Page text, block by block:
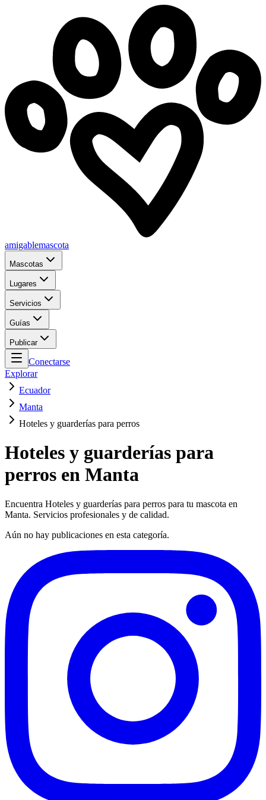
amigablemascota
Mascotas
Lugares
Servicios
Guías
Publicar
Conectarse
Explorar
Ecuador
Manta
Hoteles y guarderías para perros
Hoteles y guarderías para
perros en Manta
Encuentra Hoteles y guarderías para perros para tu mascota en
Manta. Servicios profesionales y de calidad.
Aún no hay publicaciones en esta categoría.